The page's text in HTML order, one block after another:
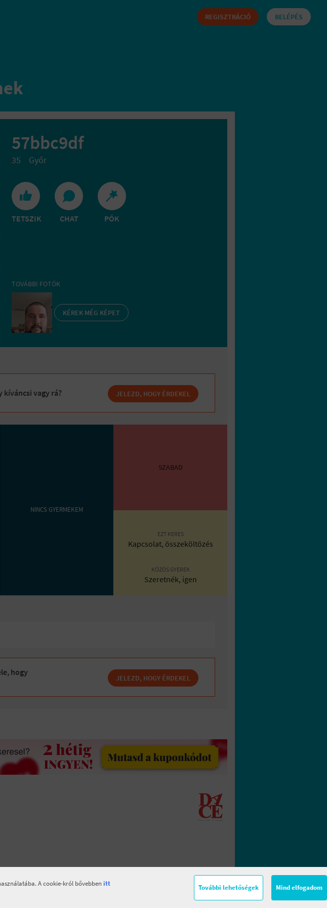
BELÉPÉS
REGISZTRÁCIÓ
57bbc9df
35 Győr
TETSZIK CHAT PÓK
TOVÁBBI FOTÓK
KÉREK MÉG KÉPET
vagy rá? JELEZD, HOGY ÉRDEKEL
NINCS GYERMEKEM
SZABAD
EZT KERES
Kapcsolat, összeköltözés
KÖZÖS GYEREK
Szeretnék, igen
hogy
JELEZD, HOGY ÉRDEKEL
A cookie-król bővebben itt
További lehetőségek Mind elfogadom